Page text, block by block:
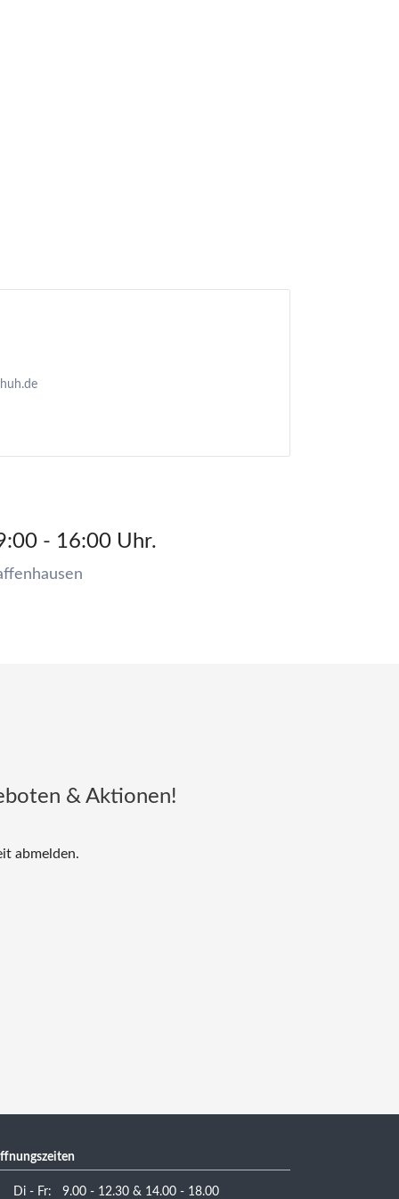
- 16:00 Uhr.
& Aktionen!
abmelden.
Di - Fr: 9.00 - 12.30 & 14.00 - 18.00